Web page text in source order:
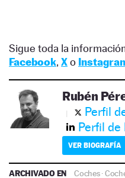
Sigue toda la
Facebook, Xo
Rubén
Perfil
Perfil de
VER BIOGRAFÍA
ARCHIVADO EN Coches·